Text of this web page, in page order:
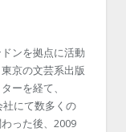
ンを拠点に活動
京の文芸系出版
ーを経て、
にて数多くの
った後、2009